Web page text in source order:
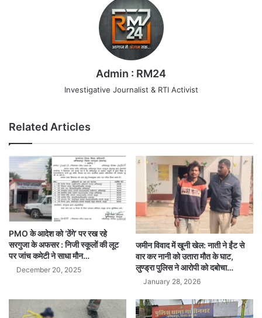
Admin : RM24
Investigative Journalist & RTI Activist
Related Articles
PMO के आदेश को ‘ठेंगे’ पर रख रहे
सरगुजा के अफसर : निजी स्कूलों की लूट
पर जांच कमेटी ने साधा मौन…
December 20, 2025
जमीन विवाद में खूनी खेल: नाती ने ईंट से
वार कर नानी को उतारा मौत के घाट,
लुण्ड्रा पुलिस ने आरोपी को दबोचा…
January 28, 2026